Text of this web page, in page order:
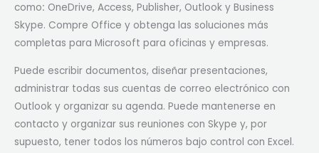
como: OneDrive, Access, Publisher, Outlook y Business
Skype. Compre Office y obtenga las soluciones más
completas para Microsoft para oficinas y empresas.
Puede escribir documentos, diseñar presentaciones,
administrar todas sus cuentas de correo electrónico con
Outlook y organizar su agenda. Puede mantenerse en
contacto y organizar sus reuniones con Skype y, por
supuesto, tener todos los números bajo control con Excel.